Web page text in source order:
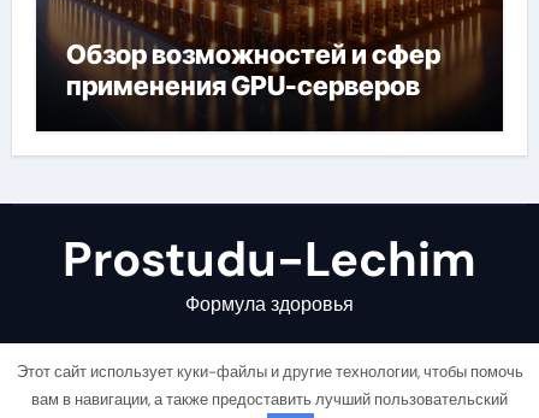
Обзор возможностей и сфер
применения GPU-серверов
Prostudu-Lechim
Формула здоровья
Этот сайт использует куки-файлы и другие технологии, чтобы помочь
вам в навигации, а также предоставить лучший пользовательский